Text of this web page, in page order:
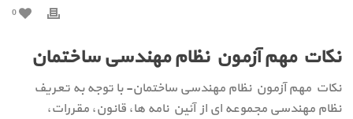
0
نکات مهم آزمون نظام مهندسی ساختمان
نکات مهم آزمون نظام مهندسی ساختمان- با توجه به تعریف
نظام مهندسی مجموعه ای از آئین نامه ها، قانون، مقررات،